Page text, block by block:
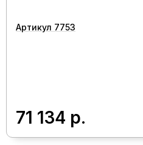
Артикул 7753
71 134 р.